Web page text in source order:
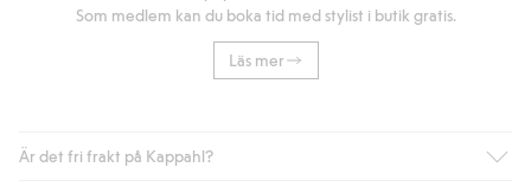
Som medlem kan du boka tid med stylist i butik gratis.
Läs mer
Är det fri frakt på Kappahl?